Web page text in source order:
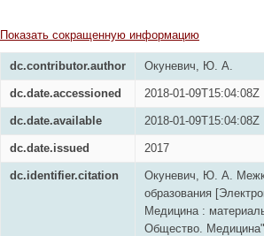
Показать сокращенную информацию
dc.contributor.author Окуневич, Ю. А.
dc.date.accessioned 2018-01-09T15:04:08Z
dc.date.available 2018-01-09T15:04:08Z
dc.date.issued 2017
dc.identifier.citation
Окуневич, Ю. А.
образования
Медицина :
Общество.